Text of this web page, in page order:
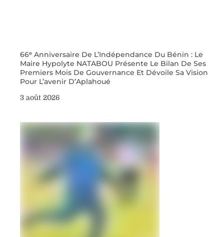
66ᵉ Anniversaire De L’Indépendance Du Bénin : Le
Maire Hypolyte NATABOU Présente Le Bilan De Ses
Premiers Mois De Gouvernance Et Dévoile Sa Vision
Pour L’avenir D’Aplahoué
3 août 2026